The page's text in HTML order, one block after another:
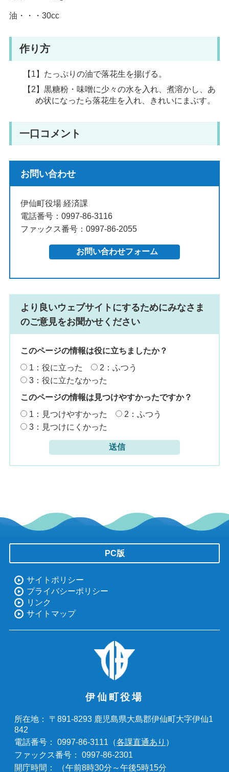
油・・・30cc
作り方
【1】たっぷりの油で落花生を揚げる。
【2】黒糖粉・味噌に少々の水を入れ、煮溶かし、あ
め状になったら落花生を入れ、きれいにまぶす。
一口コメント
お問い合わせ
伊仙町役場 経済課
電話番号：0997-86-3116
ファックス番号：0997-86-2055
より良いウェブサイトにするためにみなさま
のご意見をお聞かせください
このページの情報は役に立ちましたか？
1：役に立った
2：ふつう
3：役に立たなかった
このページの情報は見つけやすかったですか？
1：見つけやすかった
2：ふつう
3：見つけにくかった
PC版
サイトポリシー
プライバシーポリシー
リンク
サイトマップ
伊仙町役場
所在地：
〒891-8293 鹿児島県大島郡伊仙町大字伊仙1
842
電話番号：
0997-86-3111（各課直通あり ）
ファックス番号：
0997-86-2301
開庁時間：
（午前8時30分～午後5時15分